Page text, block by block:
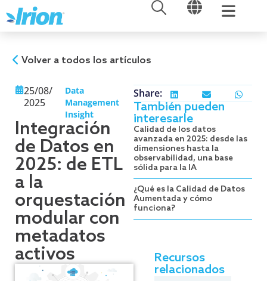
al
contenido
ABRIR ABRIR
Volver a todos los artículos
25/08/
2025
Data
Management
Insight
Integración
de Datos en
2025: de ETL
a la
orquestación
modular con
metadatos
activos
Share:
También pueden
interesarle
Calidad de los datos
avanzada en 2025: desde las
dimensiones hasta la
observabilidad, una base
sólida para la IA
¿Qué es la Calidad de Datos
Aumentada y cómo
funciona?
Recursos
relacionados